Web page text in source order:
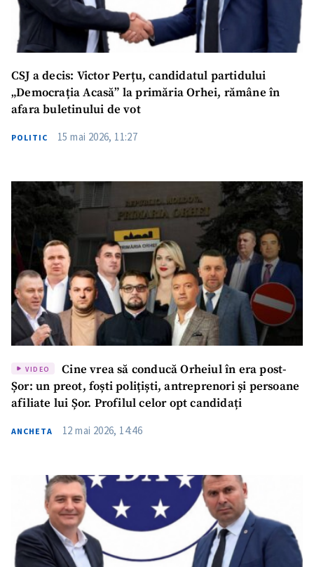
CSJ a decis: Victor Perțu, candidatul partidului
„Democrația Acasă” la primăria Orhei, rămâne în
afara buletinului de vot
POLITIC 15 mai 2026, 11:27
VIDEO
Cine vrea să conducă Orheiul în era post-
Șor: un preot, foști polițiști, antreprenori și persoane
afiliate lui Șor. Profilul celor opt candidați
ANCHETA 12 mai 2026, 14:46